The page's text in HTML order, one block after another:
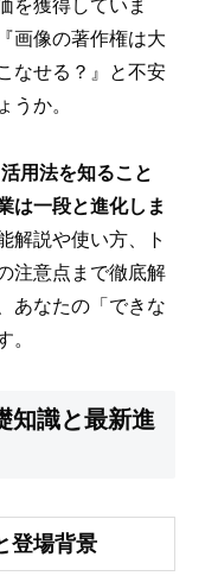
を獲得していま
画像の著作権は大
なせる？』と不安
うか。
用法を知ること
は一段と進化しま
解説や使い方、ト
注意点まで徹底解
あなたの「できな
。
知識と最新進
登場背景